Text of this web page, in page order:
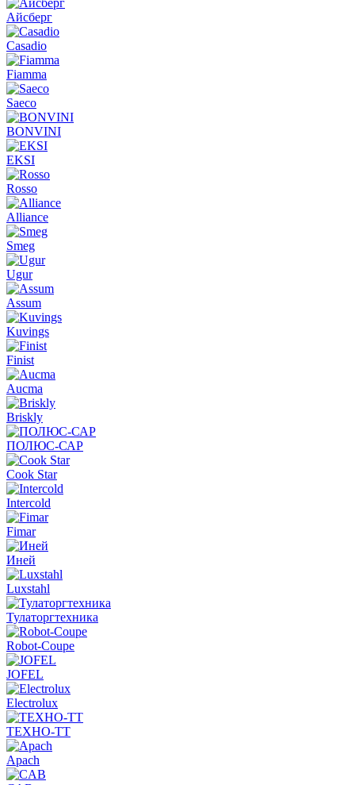
Айсберг
Casadio
Fiamma
Saeco
BONVINI
EKSI
Rosso
Alliance
Smeg
Ugur
Assum
Kuvings
Finist
Aucma
Briskly
ПОЛЮС-САР
Cook Star
Intercold
Fimar
Иней
Luxstahl
Тулаторгтехника
Robot-Coupe
JOFEL
Electrolux
ТЕХНО-ТТ
Apach